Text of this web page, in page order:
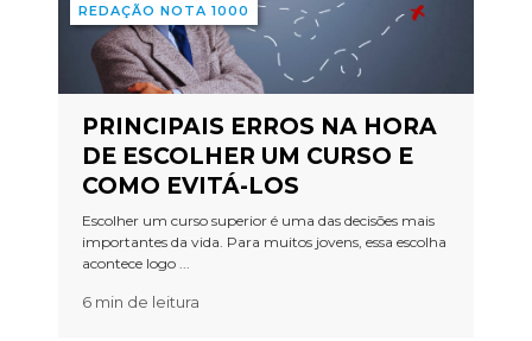
REDAÇÃO NOTA 1000
PRINCIPAIS ERROS NA HORA
DE ESCOLHER UM CURSO E
COMO EVITÁ-LOS
Escolher um curso superior é uma das decisões mais
importantes da vida. Para muitos jovens, essa escolha
acontece logo ...
6 min de leitura